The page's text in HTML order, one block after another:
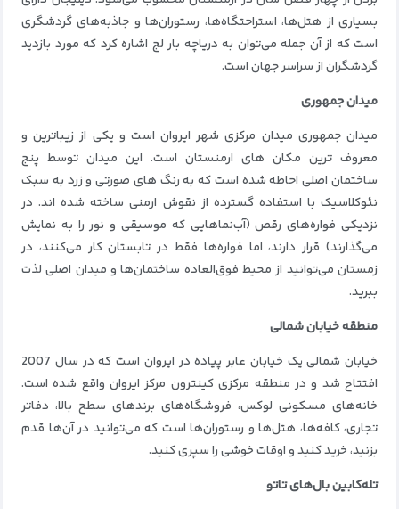
بسیاری از هتل‌ها، استراحتگاه‌ها، رستوران‌ها و جاذبه‌های گردشگری
است که از آن جمله می‌توان به دریاچه بار لج اشاره کرد که مورد بازدید
گردشگران از سراسر جهان است.
میدان جمهوری
میدان جمهوری میدان مرکزی شهر ایروان است و یکی از زیباترین و
معروف ترین مکان های ارمنستان است. این میدان توسط پنج
ساختمان اصلی احاطه شده است که به رنگ های صورتی و زرد به سبک
نئوکلاسیک با استفاده گسترده از نقوش ارمنی ساخته شده اند. در
نزدیکی فواره‌های رقص (آب‌نماهایی که موسیقی و نور را به نمایش
می‌گذارند) قرار دارند، اما فواره‌ها فقط در تابستان کار می‌کنند، در
زمستان می‌توانید از محیط فوق‌العاده ساختمان‌ها و میدان اصلی لذت
ببرید.
منطقه خیابان شمالی
خیابان شمالی یک خیابان عابر پیاده در ایروان است که در سال 2007
افتتاح شد و در منطقه مرکزی کینترون مرکز ایروان واقع شده است.
خانه‌های مسکونی لوکس، فروشگاه‌های برندهای سطح بالا، دفاتر
تجاری، کافه‌ها، هتل‌ها و رستوران‌ها است که می‌توانید در آن‌ها قدم
بزنید، خرید کنید و اوقات خوشی را سپری کنید.
تله‌کابین بال‌های تاتو